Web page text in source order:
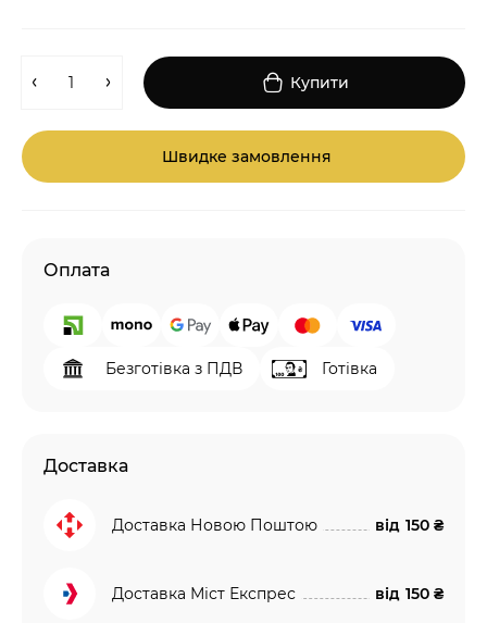
Купити
Швидке замовлення
Оплата
Безготівка з ПДВ Готівка
Доставка
Доставка Новою Поштою від 150 ₴
Доставка Міст Експрес від 150 ₴